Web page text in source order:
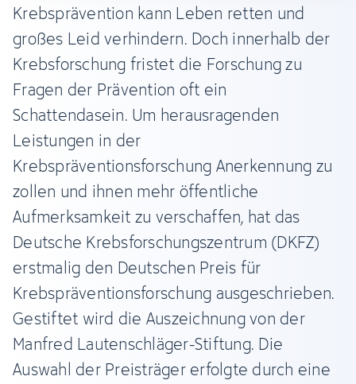
Krebsprävention kann Leben retten und
großes Leid verhindern. Doch innerhalb der
Krebsforschung fristet die Forschung zu
Fragen der Prävention oft ein
Schattendasein. Um herausragenden
Leistungen in der
Krebspräventionsforschung Anerkennung zu
zollen und ihnen mehr öffentliche
Aufmerksamkeit zu verschaffen, hat das
Deutsche Krebsforschungszentrum (DKFZ)
erstmalig den Deutschen Preis für
Krebspräventionsforschung ausgeschrieben.
Gestiftet wird die Auszeichnung von der
Manfred Lautenschläger-Stiftung. Die
Auswahl der Preisträger erfolgte durch eine